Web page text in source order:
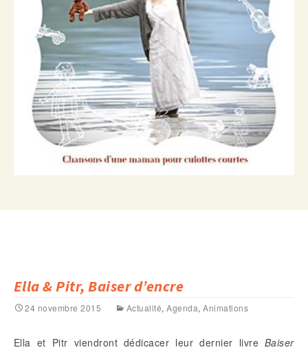
Ella & Pitr, Baiser d’encre
24 novembre 2015 Actualité,Agenda,Animations
Ella et Pitr viendront dédicacer leur dernier livre Baiser